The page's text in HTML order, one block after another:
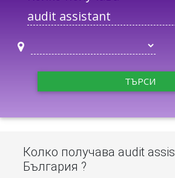
ТЪРСИ
Колко получава audit
България ?